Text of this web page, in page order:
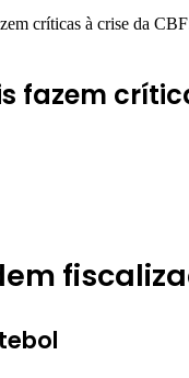
críticas à crise da
fazem